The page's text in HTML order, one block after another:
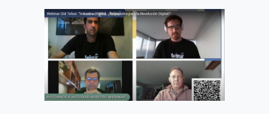
CULTURA DIGITAL DESDE LA EDUCACIÓN
FORMAL
Recientemente, el Ministerio de
Educación, lanzó una consulta
nacional sobre el uso de celulares en
los colegios del...